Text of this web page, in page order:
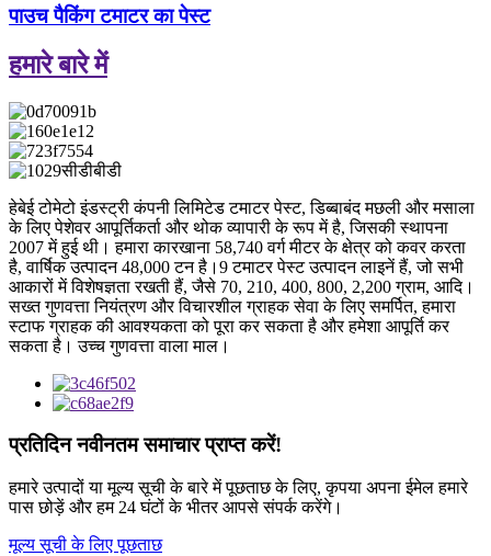
पाउच पैकिंग टमाटर का पेस्ट
हमारे बारे में
हेबेई टोमेटो इंडस्ट्री कंपनी लिमिटेड टमाटर पेस्ट, डिब्बाबंद मछली और मसाला
के लिए पेशेवर आपूर्तिकर्ता और थोक व्यापारी के रूप में है, जिसकी स्थापना
2007 में हुई थी। हमारा कारखाना 58,740 वर्ग मीटर के क्षेत्र को कवर करता
है, वार्षिक उत्पादन 48,000 टन है।9 टमाटर पेस्ट उत्पादन लाइनें हैं, जो सभी
आकारों में विशेषज्ञता रखती हैं, जैसे 70, 210, 400, 800, 2,200 ग्राम, आदि।
सख्त गुणवत्ता नियंत्रण और विचारशील ग्राहक सेवा के लिए समर्पित, हमारा
स्टाफ ग्राहक की आवश्यकता को पूरा कर सकता है और हमेशा आपूर्ति कर
सकता है। उच्च गुणवत्ता वाला माल।
प्रतिदिन नवीनतम समाचार प्राप्त करें!
हमारे उत्पादों या मूल्य सूची के बारे में पूछताछ के लिए, कृपया अपना ईमेल हमारे
पास छोड़ें और हम 24 घंटों के भीतर आपसे संपर्क करेंगे।
मूल्य सूची के लिए पूछताछ